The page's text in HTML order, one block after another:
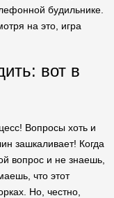
будильнике.
на это, игра
вот в
Вопросы хоть и
зашкаливает! Когда
вопрос и не знаешь,
что этот
Но, честно,